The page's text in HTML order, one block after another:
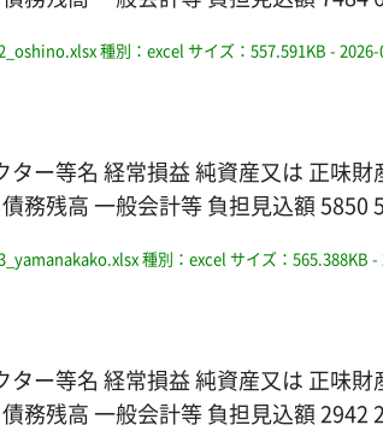
種別：excel サイズ：557.591KB -
ー等名 経常損益 純資産又は 正味財
務残高 一般会計等 負担見込額 5850
種別：excel サイズ：565.388KB -
ー等名 経常損益 純資産又は 正味財
務残高 一般会計等 負担見込額 2942